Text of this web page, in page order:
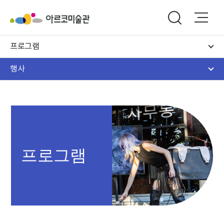
프로그램
행사
프로그램